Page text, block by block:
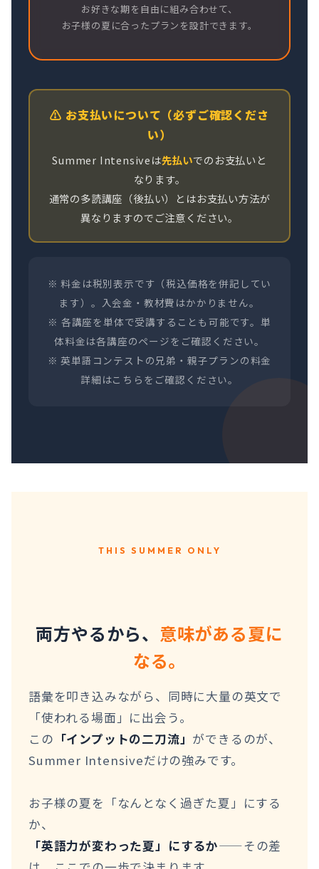
お好きな期を自由に組み合わせて、
お子様の夏に合ったプランを設計できます。
⚠️ お支払いについて（必ずご確認くださ
い）
Summer Intensiveは先払いでのお支払いと
なります。
通常の多読講座（後払い）とはお支払い方法が
異なりますのでご注意ください。
※ 料金は税別表示です（税込価格を併記してい
ます）。入会金・教材費はかかりません。
※ 各講座を単体で受講することも可能です。単
体料金は各講座のページをご確認ください。
※ 英単語コンテストの兄弟・親子プランの料金
詳細はこちら をご確認ください。
THIS SUMMER ONLY
両方やるから、 意味がある夏に
なる。
語彙を叩き込みながら、同時に大量の英文で
「使われる場面」に出会う。
この 「インプットの二刀流」 ができるのが、
Summer Intensiveだけの強みです。
お子様の夏を「なんとなく過ぎた夏」にする
か、
「英語力が変わった夏」にするか——その差